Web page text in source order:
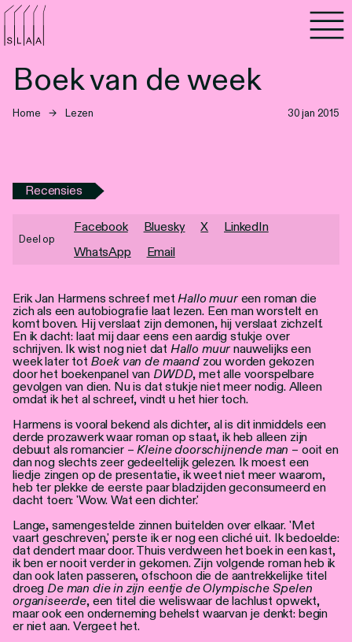
Boek van de week
Home → Lezen 30 jan 2015
Erik Jan Harmens schreef met Hallo muureen roman die
zich als een autobiografie laat lezen. Een man worstelt en
komt boven. Hij verslaat zijn demonen, hij verslaat zichzelf.
En ik dacht: laat mij daar eens een aardig stukje over
schrijven. Ik wist nog niet dat Hallo muur nauwelijks een
week later tot Boek van de maandzou worden gekozen
door het boekenpanel van DWDD, met alle voorspelbare
gevolgen van dien. Nu is dat stukje niet meer nodig. Alleen
omdat ik het al schreef, vindt u het hier toch.
Harmens is vooral bekend als dichter, al is dit inmiddels een
derde prozawerk waar roman op staat, ik heb alleen zijn
debuut als romancier – Kleine doorschijnende man – ooit en
dan nog slechts zeer gedeeltelijk gelezen. Ik moest een
liedje zingen op de presentatie, ik weet niet meer waarom,
heb ter plekke de eerste paar bladzijden geconsumeerd en
dacht toen: 'Wow. Wat een dichter.'
Lange, samengestelde zinnen buitelden over elkaar. 'Met
vaart geschreven,' perste ik er nog een cliché uit. Ik bedoelde:
dat dendert maar door. Thuis verdween het boek in een kast,
ik ben er nooit verder in gekomen. Zijn volgende roman heb ik
dan ook laten passeren, ofschoon die de aantrekkelijke titel
droeg De man die in zijn eentje de Olympische Spelen
organiseerde, een titel die weliswaar de lachlust opwekt,
maar ook een onderneming behelst waarvan je denkt: begin
er niet aan. Vergeet het.
Recensies
Deel op
Facebook Bluesky X
LinkedIn
WhatsApp
Email
Agenda
Programma's
Lezen
Luisteren
Nieuwsbrief
Over SLAA
Vacatures
Locaties
Personen
Toegankelijkheid
Stadsdichter